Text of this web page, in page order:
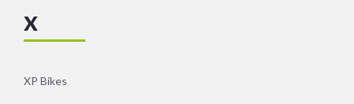
X
XP Bikes